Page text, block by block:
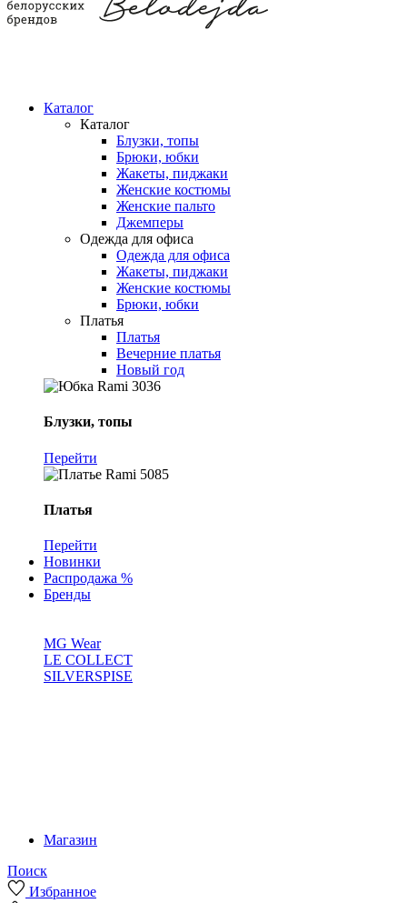
Каталог
Каталог
Блузки, топы
Брюки, юбки
Жакеты, пиджаки
Женские костюмы
Женские пальто
Джемперы
Одежда для офиса
Одежда для офиса
Жакеты, пиджаки
Женские костюмы
Брюки, юбки
Платья
Платья
Вечерние платья
Новый год
Блузки, топы
Перейти
Платья
Перейти
Новинки
Распродажа %
Бренды
MG Wear
LE COLLECT
SILVERSPISE
Магазин
Поиск
Избранное